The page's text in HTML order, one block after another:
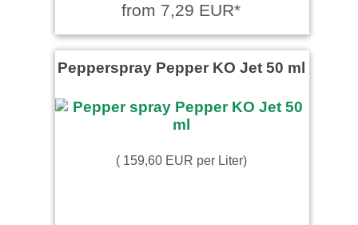
from 7,29 EUR*
Pepperspray Pepper KO Jet 50 ml
( 159,60 EUR per Liter)